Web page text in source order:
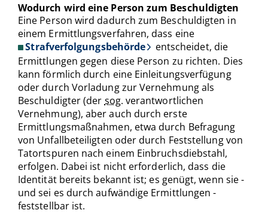
Wodurch wird eine Person zum Beschuldigten
Eine Person wird dadurch zum Beschuldigten in
einem Ermittlungsverfahren, dass eine
Strafverfolgungsbehörde
entscheidet, die
Ermittlungen gegen diese Person zu richten. Dies
kann förmlich durch eine Einleitungsverfügung
oder durch Vorladung zur Vernehmung als
Beschuldigter (der sog. verantwortlichen
Vernehmung), aber auch durch erste
Ermittlungsmaßnahmen, etwa durch Befragung
von Unfallbeteiligten oder durch Feststellung von
Tatortspuren nach einem Einbruchsdiebstahl,
erfolgen. Dabei ist nicht erforderlich, dass die
Identität bereits bekannt ist; es genügt, wenn sie -
und sei es durch aufwändige Ermittlungen -
feststellbar ist.